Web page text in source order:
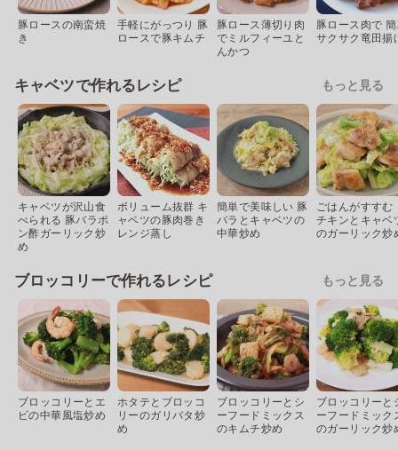
豚ロースの南蛮焼
き
手軽にがっつり 豚
ロースで豚キムチ
豚ロース薄切り肉
でミルフィーユと
んかつ
豚ロース肉で
サクサク竜田揚
キャベツで作れるレシピ もっと見る
キャベツが沢山食
べられる 豚バラポ
ン酢ガーリック炒
め
ボリューム抜群 キ
ャベツの豚肉巻き
レンジ蒸し
簡単で美味しい 豚
バラとキャベツの
中華炒め
ごはんがすすむ
チキンとキャベ
のガーリック炒
ブロッコリーで作れるレシピ もっと見る
ブロッコリーとエ
ビの中華風塩炒め
ホタテとブロッコ
リーのガリバタ炒
め
ブロッコリーとシ
ーフードミックス
のキムチ炒め
ブロッコリーと
ーフードミック
のガーリック炒